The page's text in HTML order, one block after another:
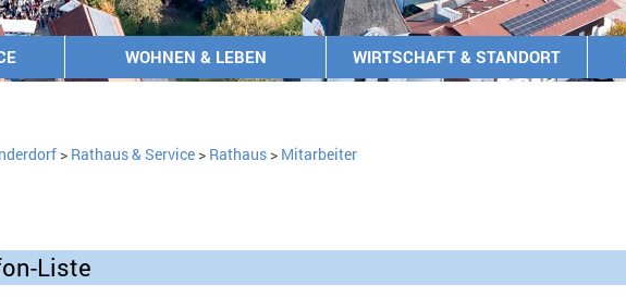
WOHNEN & LEBEN WIRTSCHAFT & STANDORT
> Rathaus & Service> Rathaus> Mitarbeiter
Liste